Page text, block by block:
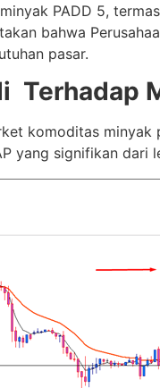
PADD 5,
bahwa
pasar.
Terhadap
komoditas minyak
yang signifikan dari